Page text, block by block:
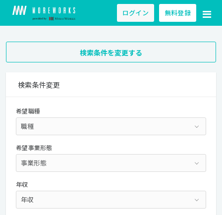
ログイン 無料登録
検索条件を変更する
検索条件変更
希望職種
希望事業形態
年収